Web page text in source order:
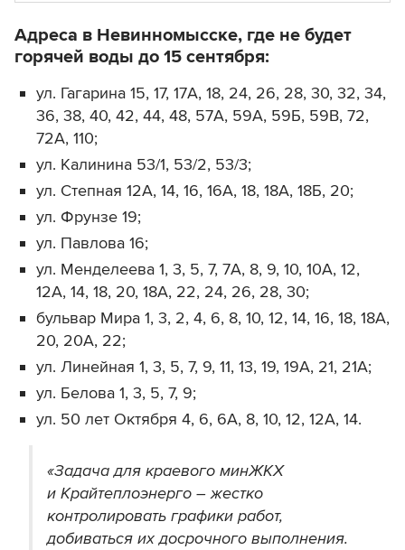
Адреса в Невинномысске, где не будет
горячей воды до 15 сентября:
ул. Гагарина 15, 17, 17А, 18, 24, 26, 28, 30, 32, 34,
36, 38, 40, 42, 44, 48, 57А, 59А, 59Б, 59В, 72,
72А, 110;
ул. Калинина 53/1, 53/2, 53/3;
ул. Степная 12А, 14, 16, 16А, 18, 18А, 18Б, 20;
ул. Фрунзе 19;
ул. Павлова 16;
ул. Менделеева 1, 3, 5, 7, 7А, 8, 9, 10, 10А, 12,
12А, 14, 18, 20, 18А, 22, 24, 26, 28, 30;
бульвар Мира 1, 3, 2, 4, 6, 8, 10, 12, 14, 16, 18, 18А,
20, 20А, 22;
ул. Линейная 1, 3, 5, 7, 9, 11, 13, 19, 19А, 21, 21А;
ул. Белова 1, 3, 5, 7, 9;
ул. 50 лет Октября 4, 6, 6А, 8, 10, 12, 12А, 14.
«Задача для краевого минЖКХ
и Крайтеплоэнерго – жестко
контролировать графики работ,
добиваться их досрочного выполнения.